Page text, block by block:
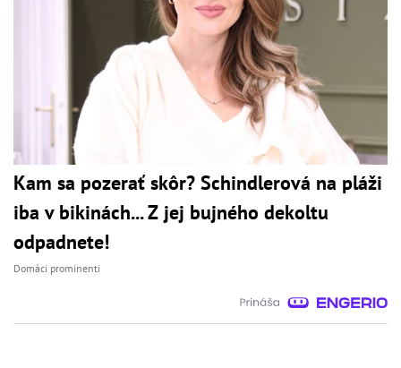
Kam sa pozerať skôr? Schindlerová na pláži
iba v bikinách... Z jej bujného dekoltu
odpadnete!
Domáci prominenti